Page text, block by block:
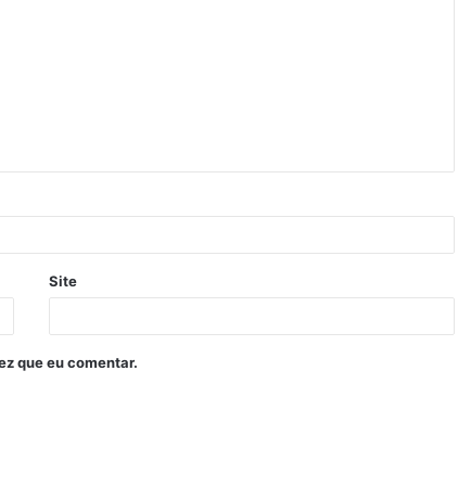
Site
que eu comentar.